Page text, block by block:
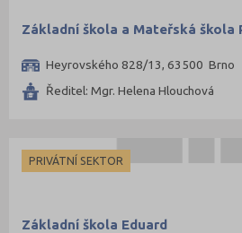
Základní škola a Mateřská škola
Heyrovského 828/13, 63500 Brno
Ředitel: Mgr. Helena Hlouchová
PRIVÁTNÍ SEKTOR
Základní škola Eduard